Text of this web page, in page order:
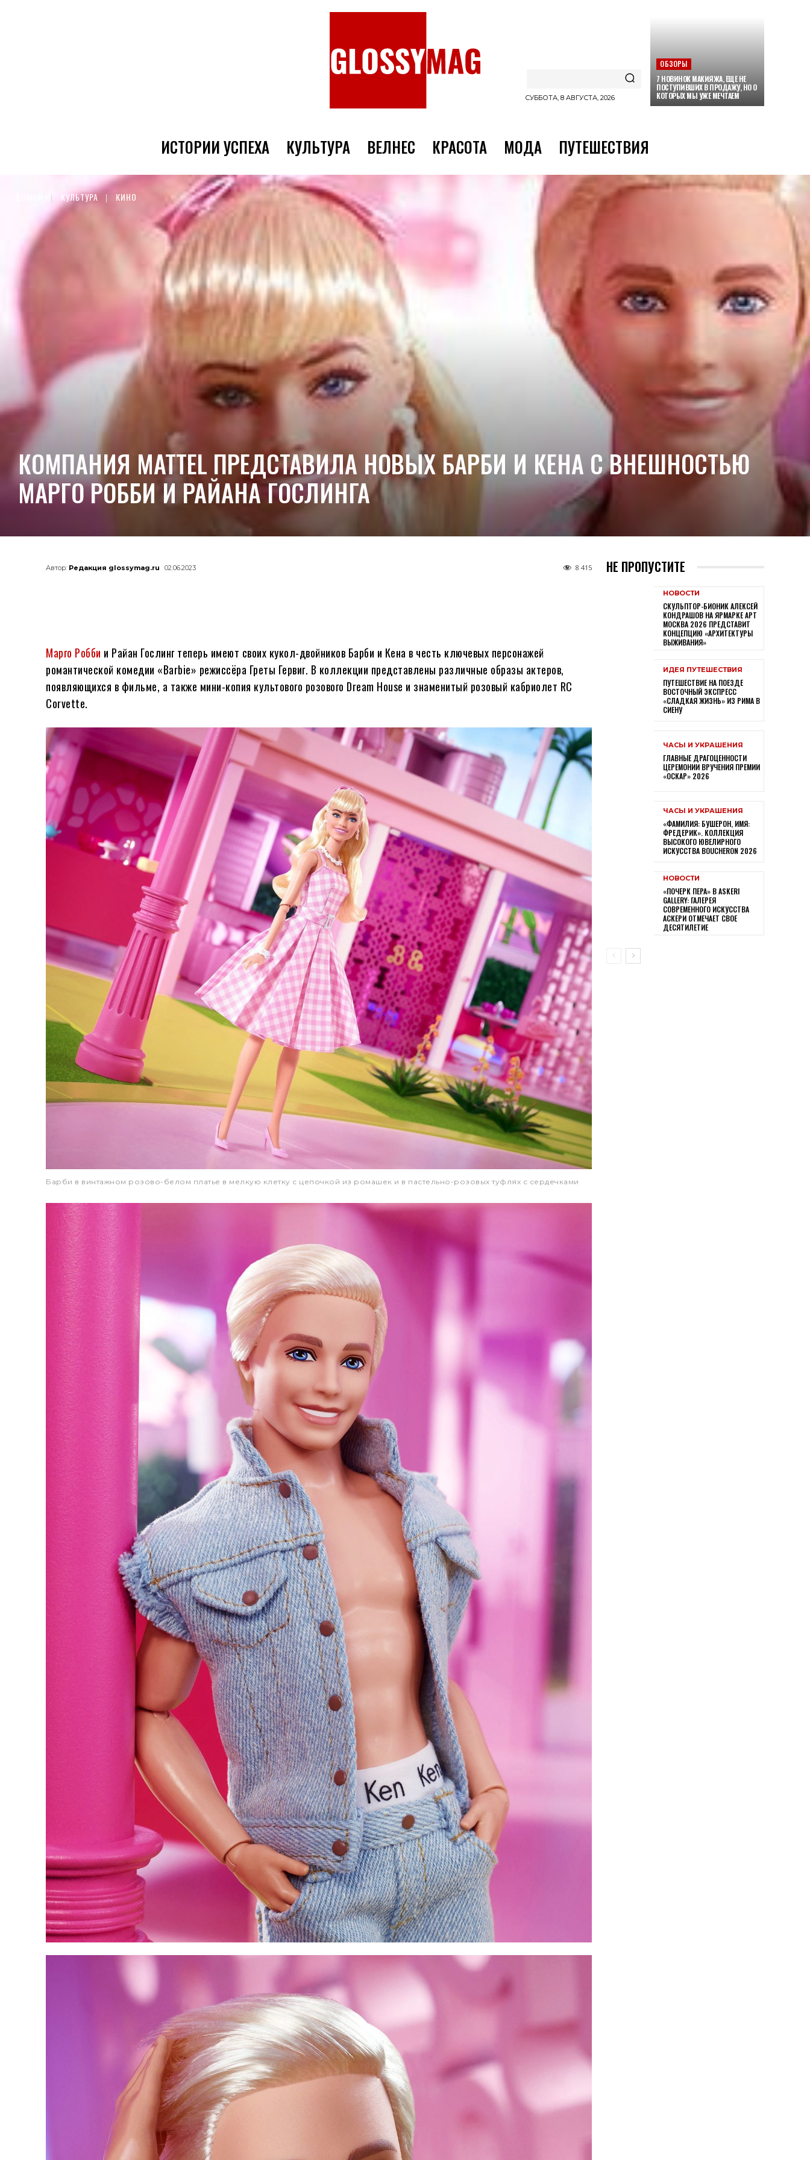
СУББОТА, 8 АВГУСТА, 2026
ОБЗОРЫ
7 НОВИНОК МАКИЯЖА, ЕЩЕ НЕ
ПОСТУПИВШИХ В ПРОДАЖУ, НО О
КОТОРЫХ МЫ УЖЕ МЕЧТАЕМ
ИСТОРИИ УСПЕХА КУЛЬТУРА ВЕЛНЕС КРАСОТА МОДА ПУТЕШЕСТВИЯ
КУЛЬТУРА КИНО
КОМПАНИЯ MATTEL ПРЕДСТАВИЛА НОВЫХ БАРБИ И КЕНА С ВНЕШНОСТЬЮ
МАРГО РОББИ И РАЙАНА ГОСЛИНГА
Автор: Редакция glossymag.ru 02.06.2023 8 415
Марго Робби и Райан Гослинг теперь имеют своих кукол-двойников Барби и Кена в честь ключевых персонажей
романтической комедии «Barbie» режиссёра Греты Гервиг. В коллекции представлены различные образы актеров,
появляющихся в фильме, а также мини-копия культового розового Dream House и знаменитый розовый кабриолет RC
Corvette.
Барби в винтажном розово-белом платье в мелкую клетку с цепочкой из ромашек и в пастельно-розовых туфлях с сердечками
НЕ ПРОПУСТИТЕ
НОВОСТИ
СКУЛЬПТОР-БИОНИК АЛЕКСЕЙ
КОНДРАШОВ НА ЯРМАРКЕ АРТ
МОСКВА 2026 ПРЕДСТАВИТ
КОНЦЕПЦИЮ «АРХИТЕКТУРЫ
ВЫЖИВАНИЯ»
ИДЕЯ ПУТЕШЕСТВИЯ
ПУТЕШЕСТВИЕ НА ПОЕЗДЕ
ВОСТОЧНЫЙ ЭКСПРЕСС
«СЛАДКАЯ ЖИЗНЬ» ИЗ РИМА В
СИЕНУ
ЧАСЫ И УКРАШЕНИЯ
ГЛАВНЫЕ ДРАГОЦЕННОСТИ
ЦЕРЕМОНИИ ВРУЧЕНИЯ ПРЕМИИ
«ОСКАР» 2026
ЧАСЫ И УКРАШЕНИЯ
«ФАМИЛИЯ: БУШЕРОН, ИМЯ:
ФРЕДЕРИК». КОЛЛЕКЦИЯ
ВЫСОКОГО ЮВЕЛИРНОГО
ИСКУССТВА BOUCHERON 2026
НОВОСТИ
«ПОЧЕРК ПЕРА» В ASKERI
GALLERY: ГАЛЕРЕЯ
СОВРЕМЕННОГО ИСКУССТВА
АСКЕРИ ОТМЕЧАЕТ СВОЕ
ДЕСЯТИЛЕТИЕ